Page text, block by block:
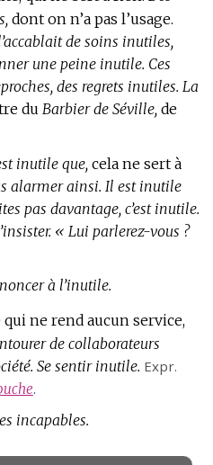
dont on n’a pas l’usage.
de soins inutiles,
une peine inutile. Ces
des regrets inutiles. La
du Barbier de Séville, de
inutile que, cela ne sert à
alarmer ainsi. Il est inutile
pas davantage, c’est inutile.
« Lui parlerez-vous ?
à l’inutile.
ne rend aucun service,
de collaborateurs
Se sentir inutile. Expr.
.
incapables.